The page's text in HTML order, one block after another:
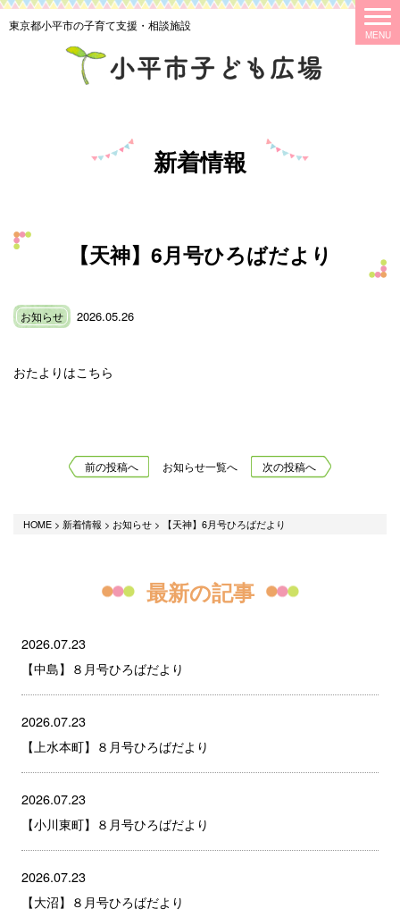
東京都小平市の子育て支援・相談施設
新着情報
【天神】6月号ひろばだより
お知らせ 2026.05.26
おたよりはこちら
前の投稿へ お知らせ一覧へ 次の投稿へ
HOME> 新着情報 > お知らせ> 【天神】6月号ひろばだより
最新の記事
2026.07.23
【中島】８月号ひろばだより
2026.07.23
【上水本町】８月号ひろばだより
2026.07.23
【小川東町】８月号ひろばだより
2026.07.23
【大沼】８月号ひろばだより